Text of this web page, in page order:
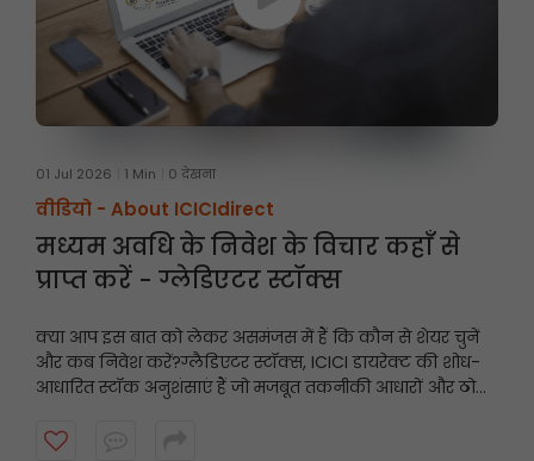
01 Jul 2026 1 Min 0 देखना
वीडियो - About ICICIdirect
मध्यम अवधि के निवेश के विचार कहाँ से
प्राप्त करें - ग्लेडिएटर स्टॉक्स
क्या आप इस बात को लेकर असमंजस में हैं कि कौन से शेयर चुनें
और कब निवेश करें?ग्लैडिएटर स्टॉक्स, ICICI डायरेक्ट की शोध-
आधारित स्टॉक अनुशंसाएं हैं जो मजबूत तकनीकी आधारों और ठोस
पर तीन महीने तक होती है। अधिक जानने के लिए वीडियो देखें।